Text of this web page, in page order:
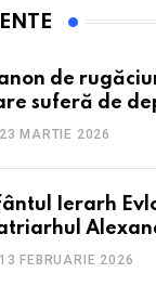
de
suferă de
23 MARTIE 2026
Ierarh
13 FEBRUARIE 2026